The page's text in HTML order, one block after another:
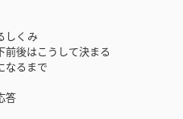
しくみ
後はこうして決まる
なるまで
答